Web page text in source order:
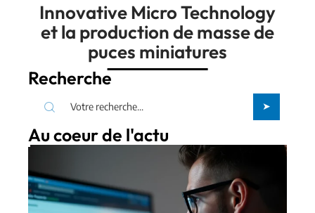
Innovative Micro Technology
et la production de masse de
puces miniatures
Recherche
Au coeur de l'actu